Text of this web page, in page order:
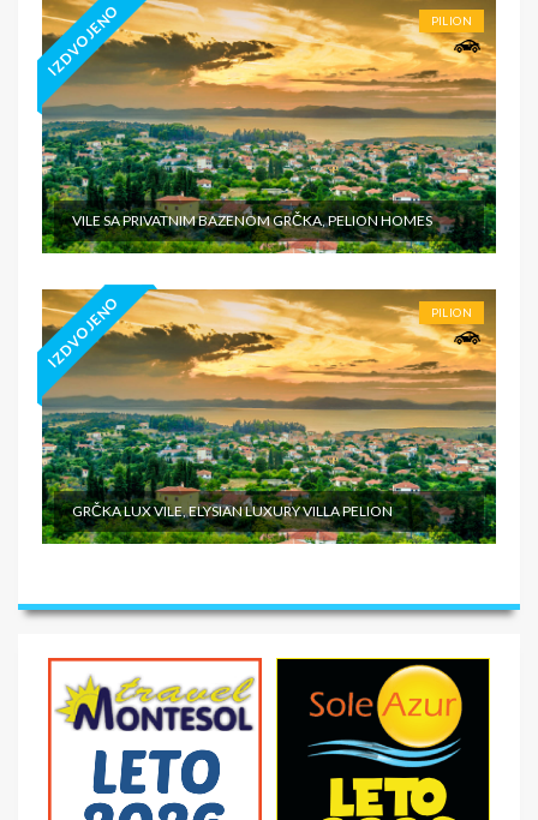
IZDVOJENO PILION
VILE SA PRIVATNIM BAZENOM GRČKA, PELION HOMES
IZDVOJENO PILION
GRČKA LUX VILE, ELYSIAN LUXURY VILLA PELION